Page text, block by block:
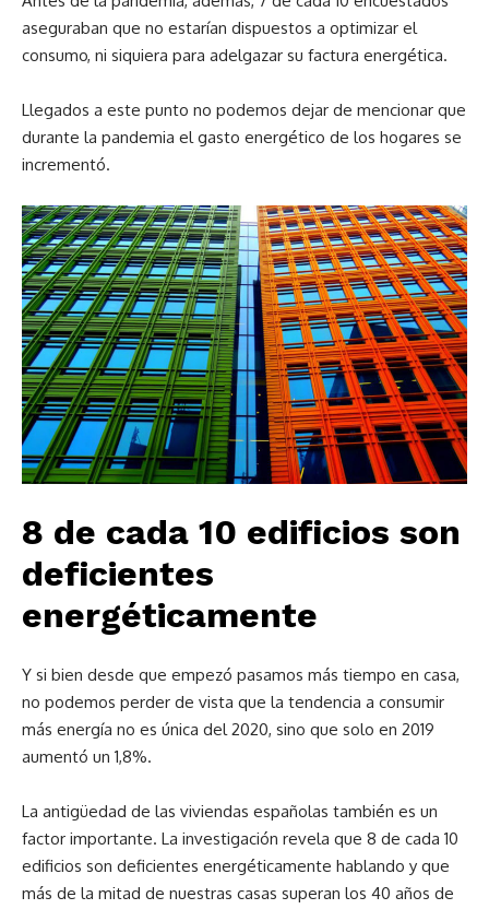
aseguraban que no estarían dispuestos a optimizar el
consumo, ni siquiera para adelgazar su factura energética.
Llegados a este punto no podemos dejar de mencionar que
durante la pandemia el gasto energético de los hogares se
incrementó.
8 de cada 10 edificios son
deficientes
energéticamente
Y si bien desde que empezó pasamos más tiempo en casa,
no podemos perder de vista que la tendencia a consumir
más energía no es única del 2020, sino que solo en 2019
aumentó un 1,8%.
La antigüedad de las viviendas españolas también es un
factor importante. La investigación revela que 8 de cada 10
edificios son deficientes energéticamente hablando y que
más de la mitad de nuestras casas superan los 40 años de